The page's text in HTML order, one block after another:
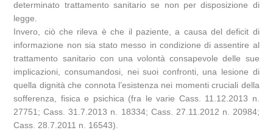
determinato trattamento sanitario se non per disposizione di
legge.
Invero, ciò che rileva è che il paziente, a causa del deficit di
informazione non sia stato messo in condizione di assentire al
trattamento sanitario con una volontà consapevole delle sue
implicazioni, consumandosi, nei suoi confronti, una lesione di
quella dignità che connota l’esistenza nei momenti cruciali della
sofferenza, fisica e psichica (fra le varie Cass. 11.12.2013 n.
27751; Cass. 31.7.2013 n. 18334; Cass. 27.11.2012 n. 20984;
Cass. 28.7.2011 n. 16543).